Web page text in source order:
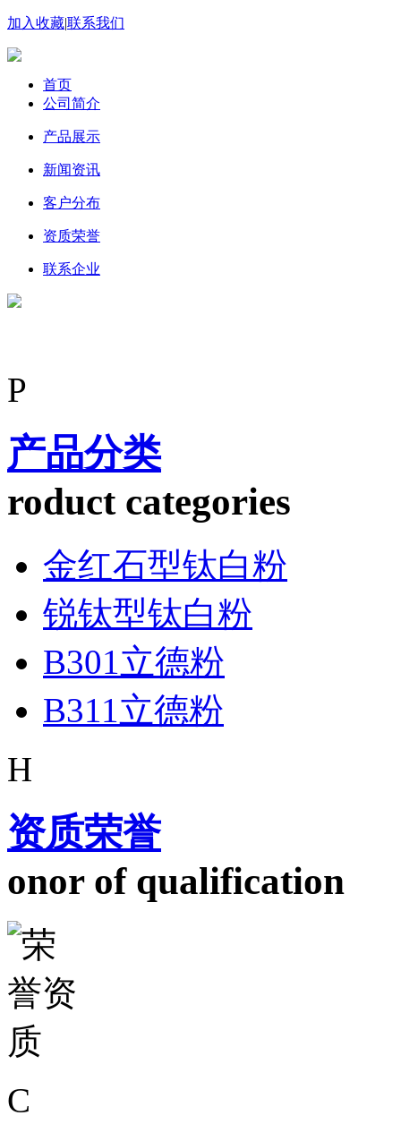
加入收藏|联系我们
首页
公司简介
产品展示
新闻资讯
客户分布
资质荣誉
联系企业
P
产品分类
roduct categories
金红石型钛白粉
锐钛型钛白粉
B301立德粉
B311立德粉
H
资质荣誉
onor of qualification
C